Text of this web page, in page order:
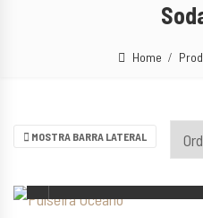
Home
MOSTRA BARRA LATERAL